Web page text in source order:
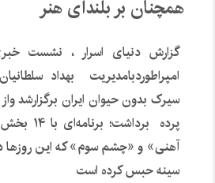
همچنان بر بلندای هنر
گزارش دنیای اسرار ، نشست
امپراطوردبامدیریت بهداد
پرده
آهنی» و «چشم سوم» که این روزها
سینه حبس کرده است